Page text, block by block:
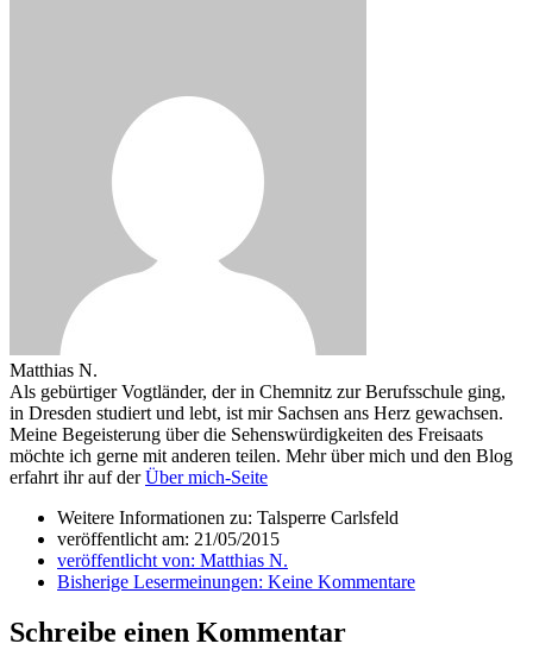
Matthias N.
Als gebürtiger Vogtländer, der in Chemnitz zur Berufsschule ging,
in Dresden studiert und lebt, ist mir Sachsen ans Herz gewachsen.
Meine Begeisterung über die Sehenswürdigkeiten des Freisaats
möchte ich gerne mit anderen teilen. Mehr über mich und den Blog
erfahrt ihr auf derÜber mich-Seite
Weitere Informationen zu: Talsperre Carlsfeld
veröffentlicht am: 21/05/2015
veröffentlicht von: Matthias N.
Bisherige Lesermeinungen: Keine Kommentare
Schreibe einen Kommentar